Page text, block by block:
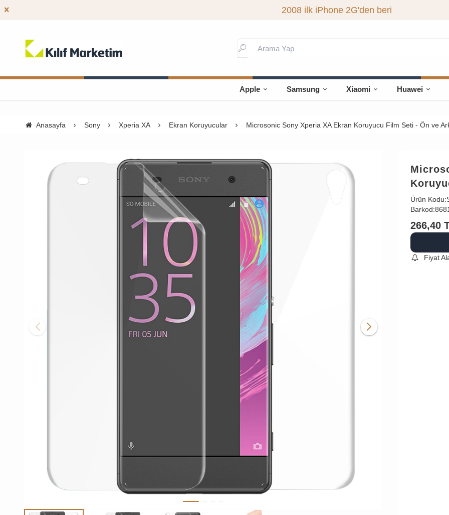
2008 ilk iPhone 2G'den beri
Apple Samsung Xiaomi Huawei
Anasayfa Sony Xperia XA Ekran Koruyucular Microsonic Sony Xperia XA Ekran Koruyucu Film Seti - Ön ve
Ürün Kodu:
Barkod:
266,40
Fiyat